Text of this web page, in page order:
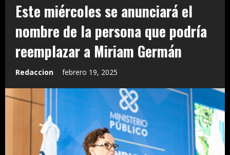
Este miércoles se anunciará el
nombre de la persona que podría
reemplazar a Miriam Germán
Redaccion febrero 19, 2025